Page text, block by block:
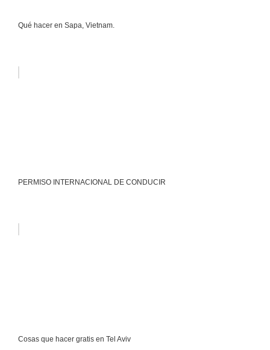
Qué hacer en Sapa, Vietnam.
PERMISO INTERNACIONAL DE CONDUCIR
Cosas que hacer gratis en Tel Aviv